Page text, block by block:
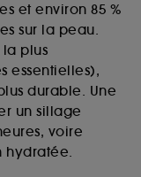
et environ 85 %
sur la peau.
la plus
essentielles),
durable. Une
un sillage
voire
hydratée.